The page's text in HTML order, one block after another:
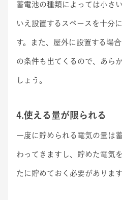
蓄電池の種類によっては小さ
いえ設置するスペースを十分
す。また、屋外に設置する場
の条件も出てくるので、あら
しょう。
4.使える量が限られる
一度に貯められる電気の量は
わってきますし、貯めた電気
たに貯めておく必要があります